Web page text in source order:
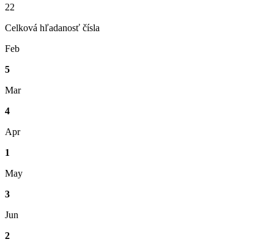
22
Celková hľadanosť čísla
Feb
5
Mar
4
Apr
1
May
3
Jun
2